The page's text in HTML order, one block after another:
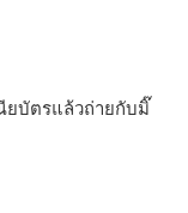
ยบัตรแล้วถ่ายกับมิ๊